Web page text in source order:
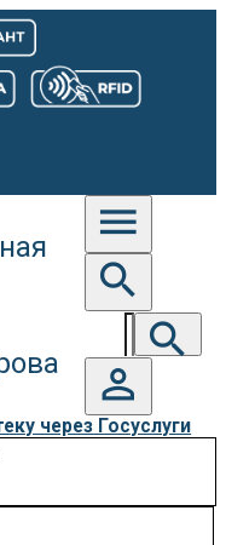
menu
search
search
person_outline
через Госуслуги